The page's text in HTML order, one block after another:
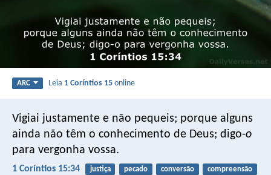
ARC Leia 1 Coríntios 15 online
Vigiai justamente e não pequeis; porque alguns
ainda não têm o conhecimento de Deus; digo-o
para vergonha vossa.
1 Coríntios 15:34 justiça pecado conversão compreensão